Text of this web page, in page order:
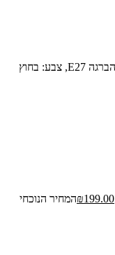
מנורת תליה דמוי פעמון דרמטי בעיצוב ווינטג’, הברגה E27, צבע: בחוץ
₪199.00
המחיר הנוכחי